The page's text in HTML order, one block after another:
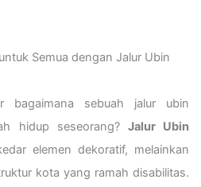
Semua dengan Jalur Ubin
bagaimana sebuah jalur ubin
hidup seseorang? Jalur Ubin
elemen dekoratif, melainkan
kota yang ramah disabilitas.